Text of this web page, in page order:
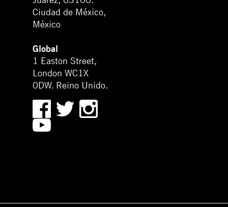
Ciudad de México,
México
Global
1 Easton Street,
London WC1X
0DW. Reino Unido.